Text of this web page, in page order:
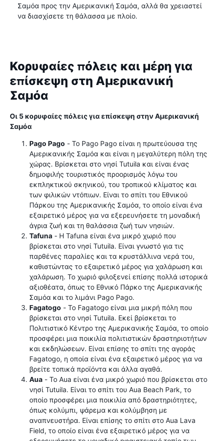
Σαμόα προς την Αμερικανική Σαμόα, αλλά θα χρειαστεί
να διασχίσετε τη θάλασσα με πλοίο.
Κορυφαίες πόλεις και μέρη για
επίσκεψη στη Αμερικανική
Σαμόα
Οι 5 κορυφαίες πόλεις για επίσκεψη στην Αμερικανική
Σαμόα
Pago Pago - Το Pago Pago είναι η πρωτεύουσα της
Αμερικανικής Σαμόα και είναι η μεγαλύτερη πόλη της
χώρας. Βρίσκεται στο νησί Tutuila και είναι ένας
δημοφιλής τουριστικός προορισμός λόγω του
εκπληκτικού σκηνικού, του τροπικού κλίματος και
των φιλικών ντόπιων. Είναι το σπίτι του Εθνικού
Πάρκου της Αμερικανικής Σαμόα, το οποίο είναι ένα
εξαιρετικό μέρος για να εξερευνήσετε τη μοναδική
άγρια ​​ζωή και τη θαλάσσια ζωή των νησιών.
Tafuna - Η Tafuna είναι ένα μικρό χωριό που
βρίσκεται στο νησί Tutuila. Είναι γνωστό για τις
παρθένες παραλίες και τα κρυστάλλινα νερά του,
καθιστώντας το εξαιρετικό μέρος για χαλάρωση και
χαλάρωση. Το χωριό φιλοξενεί επίσης πολλά ιστορικά
αξιοθέατα, όπως το Εθνικό Πάρκο της Αμερικανικής
Σαμόα και το λιμάνι Pago Pago.
Fagatogo - Το Fagatogo είναι μια μικρή πόλη που
βρίσκεται στο νησί Tutuila. Εκεί βρίσκεται το
Πολιτιστικό Κέντρο της Αμερικανικής Σαμόα, το οποίο
προσφέρει μια ποικιλία πολιτιστικών δραστηριοτήτων
και εκδηλώσεων. Είναι επίσης το σπίτι της αγοράς
Fagatogo, η οποία είναι ένα εξαιρετικό μέρος για να
βρείτε τοπικά προϊόντα και άλλα αγαθά.
Aua - Το Aua είναι ένα μικρό χωριό που βρίσκεται στο
νησί Tutuila. Είναι το σπίτι του Aua Beach Park, το
οποίο προσφέρει μια ποικιλία από δραστηριότητες,
όπως κολύμπι, ψάρεμα και κολύμβηση με
αναπνευστήρα. Είναι επίσης το σπίτι στο Aua Lava
Field, το οποίο είναι ένα εξαιρετικό μέρος για να